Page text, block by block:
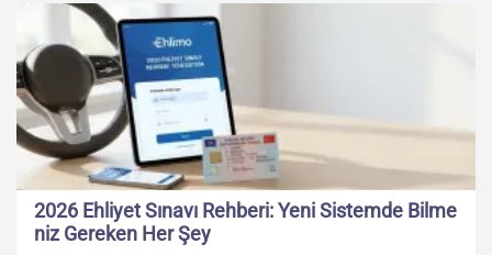
2026 Ehliyet Sınavı Rehberi: Yeni Sistemde Bilme
niz Gereken Her Şey